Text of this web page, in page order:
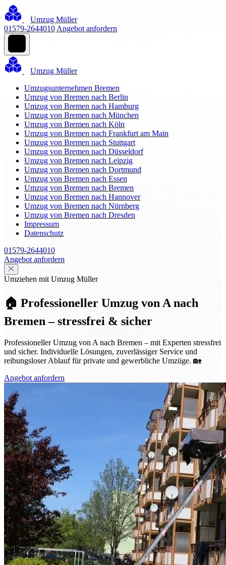
Umzug Müller
01579-2644010 Angebot anfordern
Umzug Müller
Umzugsunternehmen Bremen
Umzug von Bremen nach Berlin
Umzug von Bremen nach Hamburg
Umzug von Bremen nach München
Umzug von Bremen nach Köln
Umzug von Bremen nach Frankfurt am Main
Umzug von Bremen nach Stuttgart
Umzug von Bremen nach Düsseldorf
Umzug von Bremen nach Leipzig
Umzug von Bremen nach Dortmund
Umzug von Bremen nach Essen
Umzug von Bremen nach Bremen
Umzug von Bremen nach Hannover
Umzug von Bremen nach Nürnberg
Umzug von Bremen nach Dresden
Impressum
Datenschutz
01579-2644010
Angebot anfordern
Umziehen mit Umzug Müller
🏠 Professioneller Umzug von A nach
Bremen – stressfrei & sicher
Professioneller Umzug von A nach Bremen – mit Experten stressfrei
und sicher. Individuelle Lösungen, zuverlässiger Service und
reibungsloser Ablauf für private und gewerbliche Umzüge. 🏡
Angebot anfordern